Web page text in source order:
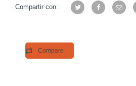
Compartir con:
Compare